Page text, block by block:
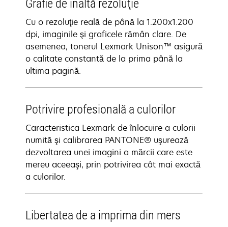
Grafie de înaltă rezoluţie
Cu o rezoluţie reală de până la 1.200x1.200
dpi, imaginile şi graficele rămân clare. De
asemenea, tonerul Lexmark Unison™ asigură
o calitate constantă de la prima până la
ultima pagină.
Potrivire profesională a culorilor
Caracteristica Lexmark de înlocuire a culorii
numită şi calibrarea PANTONE® uşurează
dezvoltarea unei imagini a mărcii care este
mereu aceeaşi, prin potrivirea cât mai exactă
a culorilor.
Libertatea de a imprima din mers